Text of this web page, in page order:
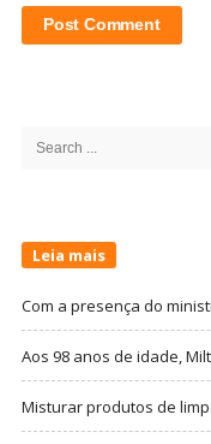
Search
Leia mais
Com a presença do
Aos 98 anos de idade,
Misturar produtos de